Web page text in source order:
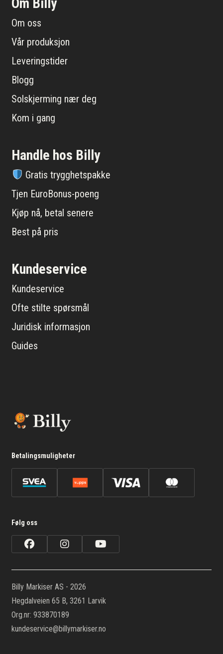
Om Billy
Om oss
Vår produksjon
Leveringstider
Blogg
Solskjerming nær deg
Kom i gang
Handle hos Billy
Gratis trygghetspakke
Tjen EuroBonus-poeng
Kjøp nå, betal senere
Best på pris
Kundeservice
Kundeservice
Ofte stilte spørsmål
Juridisk informasjon
Guides
Betalingsmuligheter
Følg oss
Billy Markiser AS - 2026
Hegdalveien 65 B, 3261 Larvik
Org.nr: 933870189
kundeservice@billymarkiser.no